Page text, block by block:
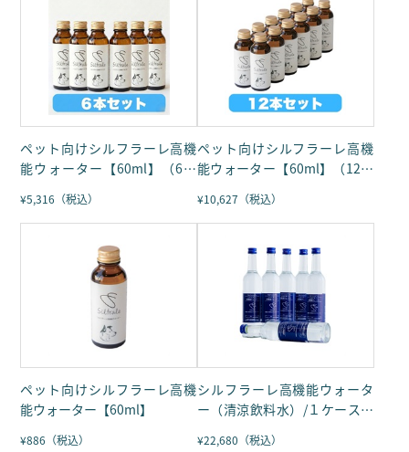
お問い合わせ
ペット向けシルフラーレ高機
能ウォーター【60ml】（6本
¥5,316（税込）
ペット向けシルフラーレ高機
能ウォーター【60ml】（12本
¥10,627（税込）
ペット向けシルフラーレ高機
能ウォーター【60ml】
¥886（税込）
シルフラーレ高機能ウォータ
ー（清涼飲料水）/１ケース６
¥22,680（税込）